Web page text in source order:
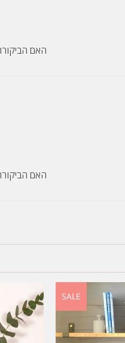
האם
האם
SALE